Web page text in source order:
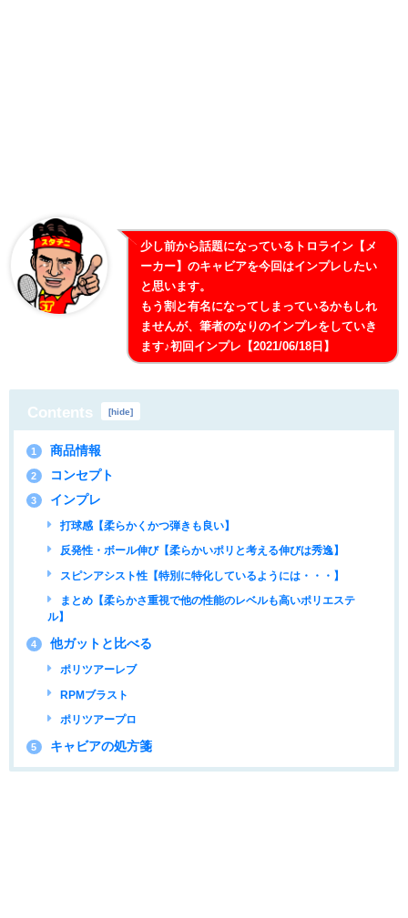
少し前から話題になっているトロライン【メ
ーカー】のキャビアを今回はインプレしたい
と思います。
もう割と有名になってしまっているかもしれ
ませんが、筆者のなりのインプレをしていき
ます♪初回インプレ【2021/06/18日】
Contents [hide]
1 商品情報
2 コンセプト
3 インプレ
打球感【柔らかくかつ弾きも良い】
反発性・ボール伸び【柔らかいポリと考える伸びは秀逸】
スピンアシスト性【特別に特化しているようには・・・】
まとめ【柔らかさ重視で他の性能のレベルも高いポリエステ
ル】
4 他ガットと比べる
ポリツアーレブ
RPMブラスト
ポリツアープロ
5 キャビアの処方箋